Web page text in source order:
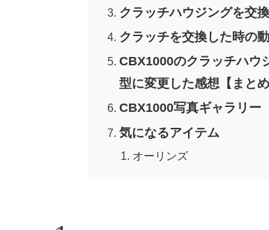
クラッチハウジングを交
クラッチを交換した時の
CBX1000のクラッチハウ
型に変更した感想【まとめ
CBX1000写真ギャラリー
気になるアイテム
オーリンズ